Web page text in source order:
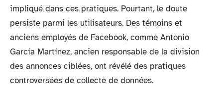
impliqué dans ces pratiques. Pourtant, le doute
persiste parmi les utilisateurs. Des témoins et
anciens employés de Facebook, comme Antonio
García Martínez, ancien responsable de la division
des annonces ciblées, ont révélé des pratiques
controversées de collecte de données.